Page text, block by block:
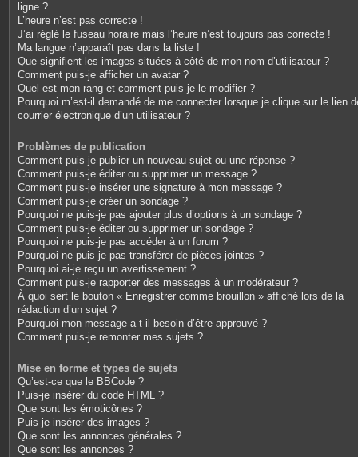
ligne ?
L’heure n’est pas correcte !
J’ai réglé le fuseau horaire mais l’heure n’est toujours pas correcte !
Ma langue n’apparaît pas dans la liste !
Que signifient les images situées à côté de mon nom d’utilisateur ?
Comment puis-je afficher un avatar ?
Quel est mon rang et comment puis-je le modifier ?
Pourquoi m’est-il demandé de me connecter lorsque je clique sur le lien
courrier électronique d’un utilisateur ?
Problèmes de publication
Comment puis-je publier un nouveau sujet ou une réponse ?
Comment puis-je éditer ou supprimer un message ?
Comment puis-je insérer une signature à mon message ?
Comment puis-je créer un sondage ?
Pourquoi ne puis-je pas ajouter plus d’options à un sondage ?
Comment puis-je éditer ou supprimer un sondage ?
Pourquoi ne puis-je pas accéder à un forum ?
Pourquoi ne puis-je pas transférer de pièces jointes ?
Pourquoi ai-je reçu un avertissement ?
Comment puis-je rapporter des messages à un modérateur ?
À quoi sert le bouton « Enregistrer comme brouillon » affiché lors de la
rédaction d’un sujet ?
Pourquoi mon message a-t-il besoin d’être approuvé ?
Comment puis-je remonter mes sujets ?
Mise en forme et types de sujets
Qu’est-ce que le BBCode ?
Puis-je insérer du code HTML ?
Que sont les émoticônes ?
Puis-je insérer des images ?
Que sont les annonces générales ?
Que sont les annonces ?